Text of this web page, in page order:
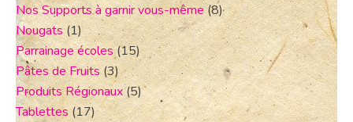
Nos Supports à garnir vous-même(8)
Nougats (1)
Parrainage écoles (15)
Pâtes de Fruits (3)
Produits Régionaux(5)
Tablettes(17)